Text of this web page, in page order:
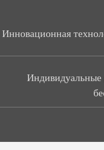
Инновационная